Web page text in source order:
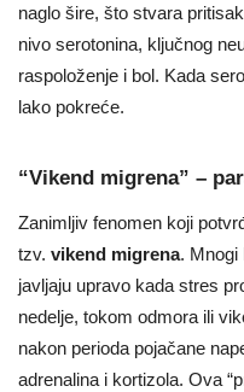
naglo šire, što stvara
nivo serotonina, ključnog
raspoloženje i bol. Kada
lako pokreće.
“Vikend migrena” –
Zanimljiv fenomen koji
tzv. vikend migrena. Mnogi
javljaju upravo kada stres
nedelje, tokom odmora ili
nakon perioda pojačane
adrenalina i kortizola. Ova